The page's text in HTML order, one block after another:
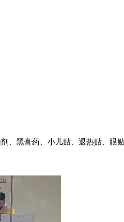
、黑膏药、小儿贴、退热贴、眼